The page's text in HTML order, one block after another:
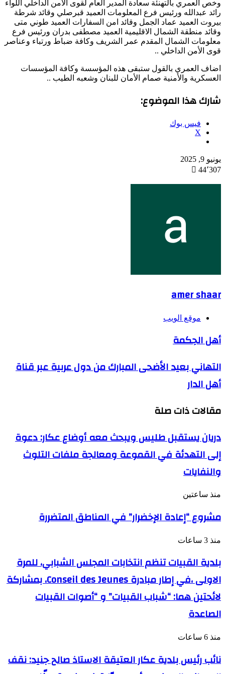
وخص العمري بالتهنئة سعادة المدير العام لقوى الأمن الداخلي اللواء
رائد عبدالله ورئيس فرع المعلومات العميد قبرصلي وقائد شرطة
بيروت العميد عماد الجمل وقائد امن السفارات العميد طوني متى
وقائد منطقة الشمال الاقليمية العميد مصطفى بدران ورئيس فرع
معلومات الشمال المقدم عمر الشريف وكافة ضباط ورتباء وعناصر
قوى الأمن الداخلي ..
اضاف العمري بالقول ستبقى هذه المؤسسة وكافة المؤسسات
العسكرية والأمنية صمام الأمان للبنان وشعبه الطيب ..
شارك هذا الموضوع:
فيس بوك
X
يونيو 9, 2025
44٬307
amer shaar
موقع الويب
أهل الحِكمة
التهاني بعيد الأضحى المبارك من دول عربية عبر قناة
أهل الدار
مقالات ذات صلة
دريان يستقبل طليس ويبحث معه أوضاع عكار: دعوة
إلى التهدئة في القموعة ومعالجة ملفات التلوث
والنفايات
منذ ساعتين
مشروع “إعادة الإخضرار” في المناطق المتضررة
منذ 3 ساعات
بلدية القبيات تنظم انتخابات المجلس الشبابي، للمرة
الاولى ،في إطار مبادرة Conseil des Jeunes، بمشاركة
لائحتين هما: “شباب القبيات” و “أصوات القبيات
الصاعدة
منذ 6 ساعات
نائب رئيس بلدية عكار العتيقة الاستاذ صالح جنيد: نقف